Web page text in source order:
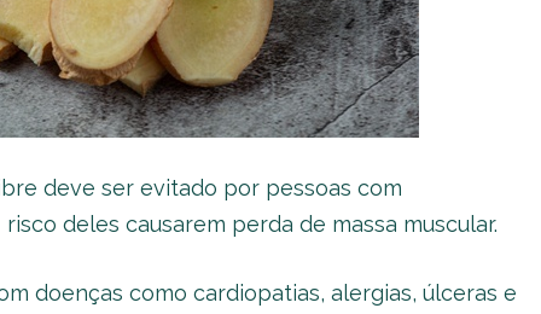
deve ser evitado por pessoas com
deles causarem perda de massa muscular.
doenças como cardiopatias, alergias, úlceras e